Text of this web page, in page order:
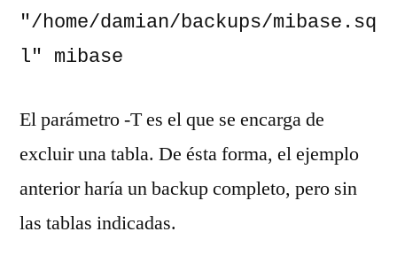
"/home/damian/backups/mibase.sq
l" mibase
El parámetro -T es el que se encarga de
excluir una tabla. De ésta forma, el ejemplo
anterior haría un backup completo, pero sin
las tablas indicadas.